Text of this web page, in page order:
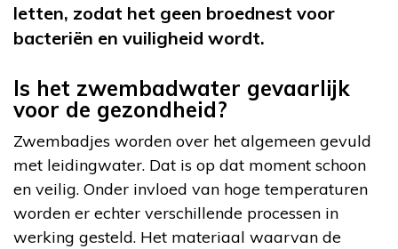
letten, zodat het geen broednest voor
bacteriën en vuiligheid wordt.
Is het zwembadwater gevaarlijk
voor de gezondheid?
Zwembadjes worden over het algemeen gevuld
met leidingwater. Dat is op dat moment schoon
en veilig. Onder invloed van hoge temperaturen
worden er echter verschillende processen in
werking gesteld. Het materiaal waarvan de